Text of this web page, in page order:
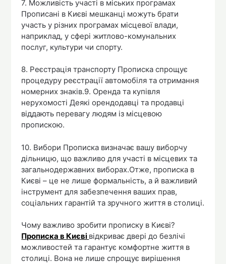
7. Можливість участі в міських програмах
Прописані в Києві мешканці можуть брати
участь у різних програмах місцевої влади,
наприклад, у сфері житлово-комунальних
послуг, культури чи спорту.
8. Реєстрація транспорту Прописка спрощує
процедуру реєстрації автомобіля та отримання
номерних знаків.9. Оренда та купівля
нерухомості Деякі орендодавці та продавці
віддають перевагу людям із місцевою
пропискою.
10. Вибори Прописка визначає вашу виборчу
дільницю, що важливо для участі в місцевих та
загальнодержавних виборах.Отже, прописка в
Києві – це не лише формальність, а й важливий
інструмент для забезпечення ваших прав,
соціальних гарантій та зручного життя в столиці.
Чому важливо зробити прописку в Києві?
Прописка в Києві відкриває двері до безлічі
можливостей та гарантує комфортне життя в
столиці. Вона не лише спрощує вирішення